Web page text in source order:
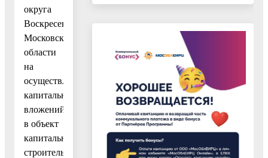
округа
Воскресенск
Московской
области
на
осуществление
капитальных
вложений
в объект
капитального
строительства